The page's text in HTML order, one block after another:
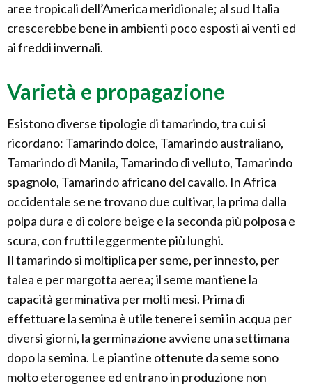
aree tropicali dell’America meridionale; al sud Italia
crescerebbe bene in ambienti poco esposti ai venti ed
ai freddi invernali.
Varietà e propagazione
Esistono diverse tipologie di tamarindo, tra cui si
ricordano: Tamarindo dolce, Tamarindo australiano,
Tamarindo di Manila, Tamarindo di velluto, Tamarindo
spagnolo, Tamarindo africano del cavallo. In Africa
occidentale se ne trovano due cultivar, la prima dalla
polpa dura e di colore beige e la seconda più polposa e
scura, con frutti leggermente più lunghi.
Il tamarindo si moltiplica per seme, per innesto, per
talea e per margotta aerea; il seme mantiene la
capacità germinativa per molti mesi. Prima di
effettuare la semina è utile tenere i semi in acqua per
diversi giorni, la germinazione avviene una settimana
dopo la semina. Le piantine ottenute da seme sono
molto eterogenee ed entrano in produzione non